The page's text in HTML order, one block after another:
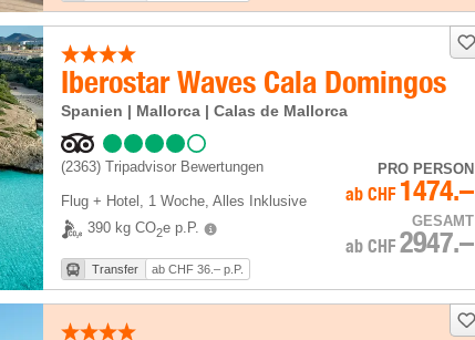
Iberostar Waves Cala Domingos
Spanien | Mallorca | Calas de Mallorca
(2363) Tripadvisor Bewertungen
Flug + Hotel , 1 Woche, Alles Inklusive
390 kg CO2e p.P.
Transfer ab CHF 36.– p.P.
PRO PERSON
ab CHF 1474.–
GESAMT
ab CHF 2947.–